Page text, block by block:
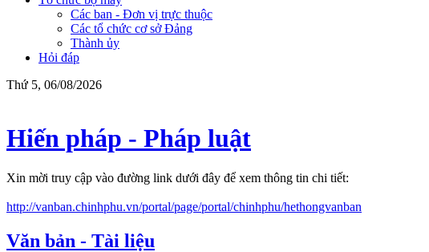
Các ban - Đơn vị trực thuộc
Các tổ chức cơ sở Đảng
Thành ủy
Hỏi đáp
Thứ 5, 06/08/2026
Hiến pháp - Pháp luật
Xin mời truy cập vào đường link dưới đây để xem thông tin chi tiết:
http://vanban.chinhphu.vn/portal/page/portal/chinhphu/hethongvanban
Văn bản - Tài liệu